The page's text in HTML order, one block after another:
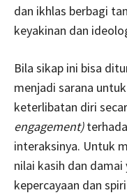
dan ikhlas berbagi
keyakinan dan
Bila sikap ini bisa
menjadi sarana
keterlibatan diri
engagement)
interaksinya. Untuk
nilai kasih dan
kepercayaan dan